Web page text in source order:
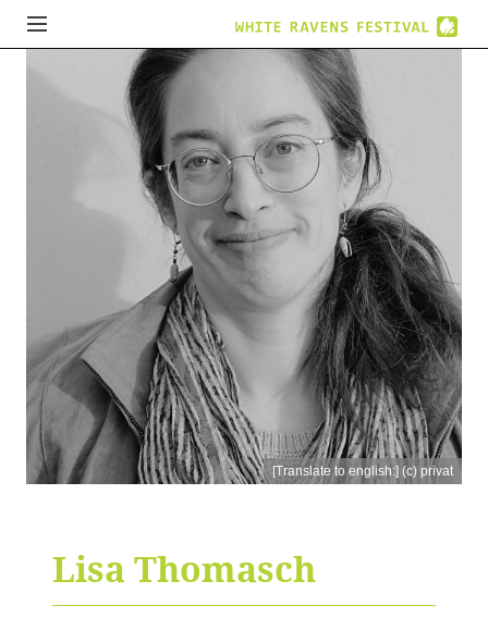
[Translate to english:] (c) privat
Lisa Thomasch